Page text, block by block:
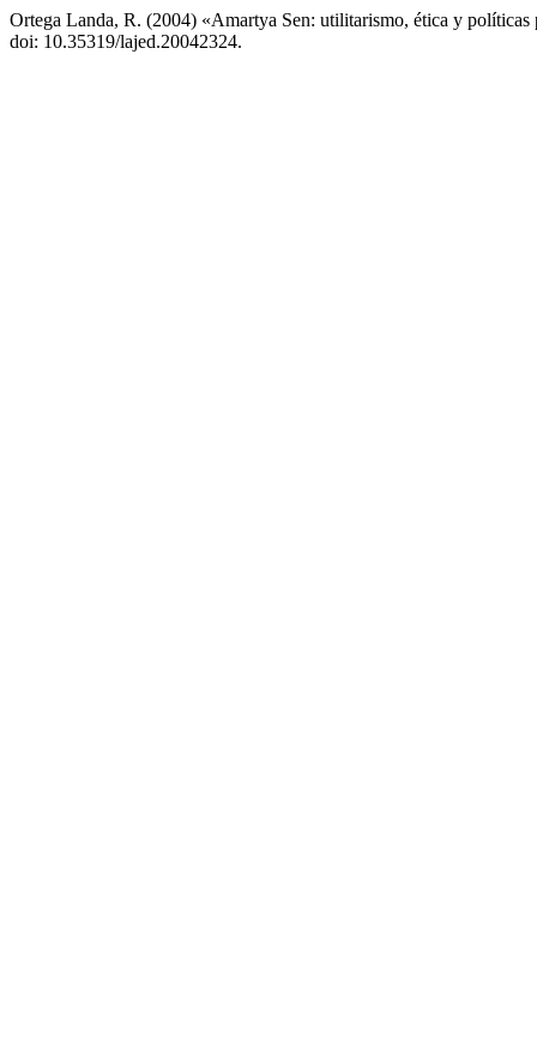
Ortega Landa, R. (2004) «Amartya Sen: utilitarismo, ética y
doi: 10.35319/lajed.20042324.